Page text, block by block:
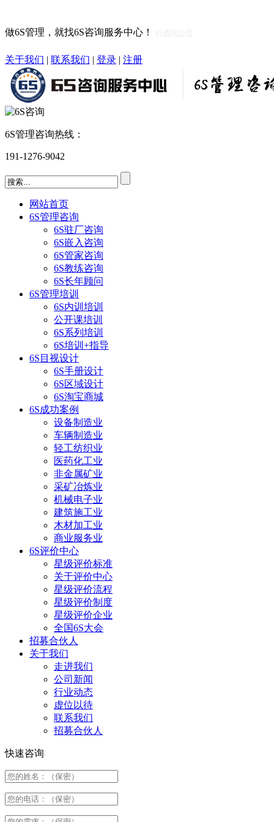
做6S管理，就找6S咨询服务中心！
关于我们 | 联系我们 | 登录 | 注册
6S管理咨询热线：
191-1276-9042
网站首页
6S管理咨询
6S驻厂咨询
6S嵌入咨询
6S管家咨询
6S教练咨询
6S长年顾问
6S管理培训
6S内训培训
公开课培训
6S系列培训
6S培训+指导
6S目视设计
6S手册设计
6S区域设计
6S淘宝商城
6S成功案例
设备制造业
车辆制造业
轻工纺织业
医药化工业
非金属矿业
采矿冶炼业
机械电子业
建筑施工业
木材加工业
商业服务业
6S评价中心
星级评价标准
关于评价中心
星级评价流程
星级评价制度
星级评价企业
全国6S大会
招募合伙人
关于我们
走进我们
公司新闻
行业动态
虚位以待
联系我们
招募合伙人
快速咨询